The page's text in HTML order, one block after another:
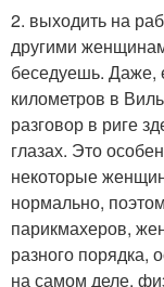
2. выходить на
другими
беседуешь. Даже,
километров в
разговор в риге
глазах. Это
некоторые
нормально,
парикмахеров,
разного порядка,
на самом деле,